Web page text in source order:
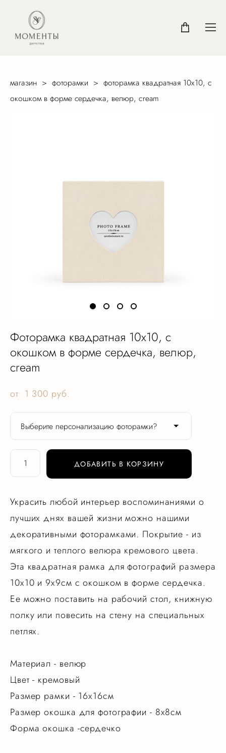
магазин > фоторамки > фоторамка квадратная 10х10, с
окошком в форме сердечка, велюр, cream
Фоторамка квадратная 10х10, с
окошком в форме сердечка, велюр,
cream
от 1 300 pуб.
Выберите персонализацию фоторамки?
ДОБАВИТЬ В КОРЗИНУ
Украсить любой интерьер воспоминаниями о
лучших днях вашей жизни можно нашими
декоративными фоторамками. Покрытие - из
мягкого и теплого велюра кремового цвета.
Эта квадратная рамка для фотографий размера
10х10 и 9х9см с окошком в форме сердечка.
Ее можно поставить на рабочий стол, книжную
полку или повесить на стену на специальных
петлях.
Материал - велюр
Цвет - кремовый
Размер рамки - 16х16см
Размер окошка для фотографии - 8х8см
Форма окошка -сердечко